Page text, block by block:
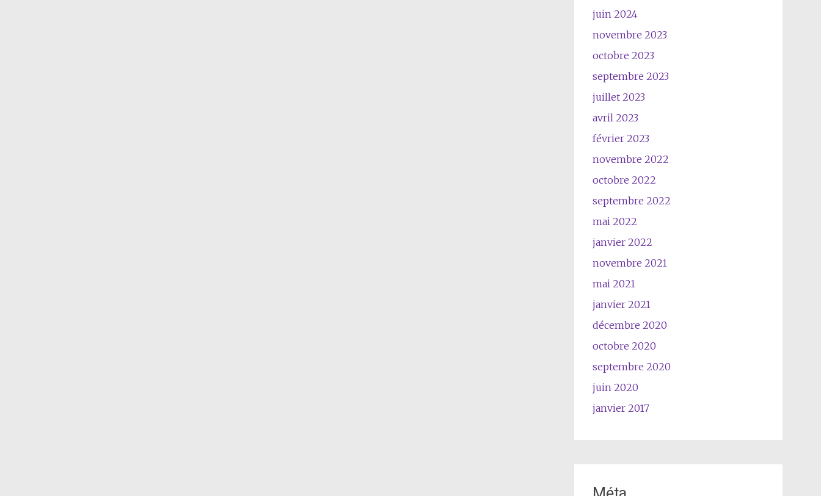
juin 2024
novembre 2023
octobre 2023
septembre 2023
juillet 2023
avril 2023
février 2023
novembre 2022
octobre 2022
septembre 2022
mai 2022
janvier 2022
novembre 2021
mai 2021
janvier 2021
décembre 2020
octobre 2020
septembre 2020
juin 2020
janvier 2017